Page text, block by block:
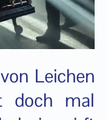
Leichen
doch mal